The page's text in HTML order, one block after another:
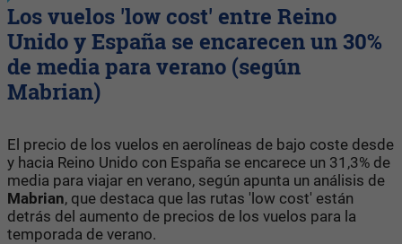
Los vuelos 'low cost' entre Reino
Unido y España se encarecen un 30%
de media para verano (según
Mabrian)
El precio de los vuelos en aerolíneas de bajo coste desde
y hacia Reino Unido con España se encarece un 31,3% de
media para viajar en verano, según apunta un análisis de
Mabrian, que destaca que las rutas 'low cost' están
detrás del aumento de precios de los vuelos para la
temporada de verano.